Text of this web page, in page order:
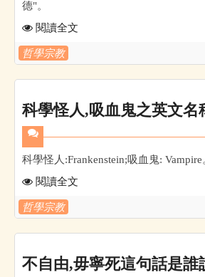
德"。
閱讀全文
哲學宗教
科學怪人,吸血鬼之英文名
科學怪人:Frankenstein;吸血鬼: Vampire
閱讀全文
哲學宗教
不自由,毋寧死這句話是誰